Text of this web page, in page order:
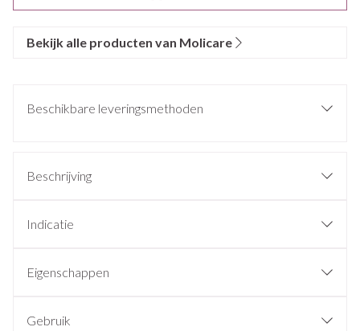
Bekijk alle producten van Molicare
Beschikbare leveringsmethoden
Beschrijving
Indicatie
Eigenschappen
Gebruik